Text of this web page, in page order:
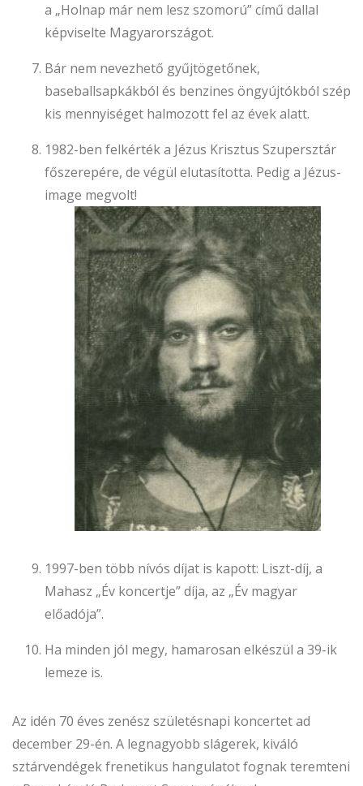
a „Holnap már nem lesz szomorú” című dallal
képviselte Magyarországot.
Bár nem nevezhető gyűjtögetőnek,
baseballsapkákból és benzines öngyújtókból szép
kis mennyiséget halmozott fel az évek alatt.
1982-ben felkérték a Jézus Krisztus Szupersztár
főszerepére, de végül elutasította. Pedig a Jézus-
image megvolt!
1997-ben több nívós díjat is kapott: Liszt-díj, a
Mahasz „Év koncertje” díja, az „Év magyar
előadója”.
Ha minden jól megy, hamarosan elkészül a 39-ik
lemeze is.
Az idén 70 éves zenész születésnapi koncertet ad
december 29-én. A legnagyobb slágerek, kiváló
sztárvendégek frenetikus hangulatot fognak teremteni